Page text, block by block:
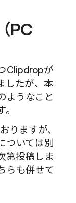
PC
Clipdropが
したが、本
ようなこと
りますが、
ついては別
第投稿しま
らも併せて